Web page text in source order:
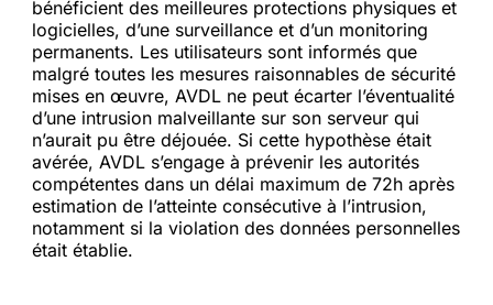
bénéficient des meilleures protections physiques et
logicielles, d’une surveillance et d’un monitoring
permanents. Les utilisateurs sont informés que
malgré toutes les mesures raisonnables de sécurité
mises en œuvre, AVDL ne peut écarter l’éventualité
d’une intrusion malveillante sur son serveur qui
n’aurait pu être déjouée. Si cette hypothèse était
avérée, AVDL s’engage à prévenir les autorités
compétentes dans un délai maximum de 72h après
estimation de l’atteinte consécutive à l’intrusion,
notamment si la violation des données personnelles
était établie.